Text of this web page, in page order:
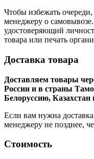
Чтобы избежать
менеджеру о
удостоверяющий
товара или печать
Доставка товара
Доставляем товары
России и в страны
Белоруссию,
Если вам нужна
менеджеру не позднее,
Стоимость